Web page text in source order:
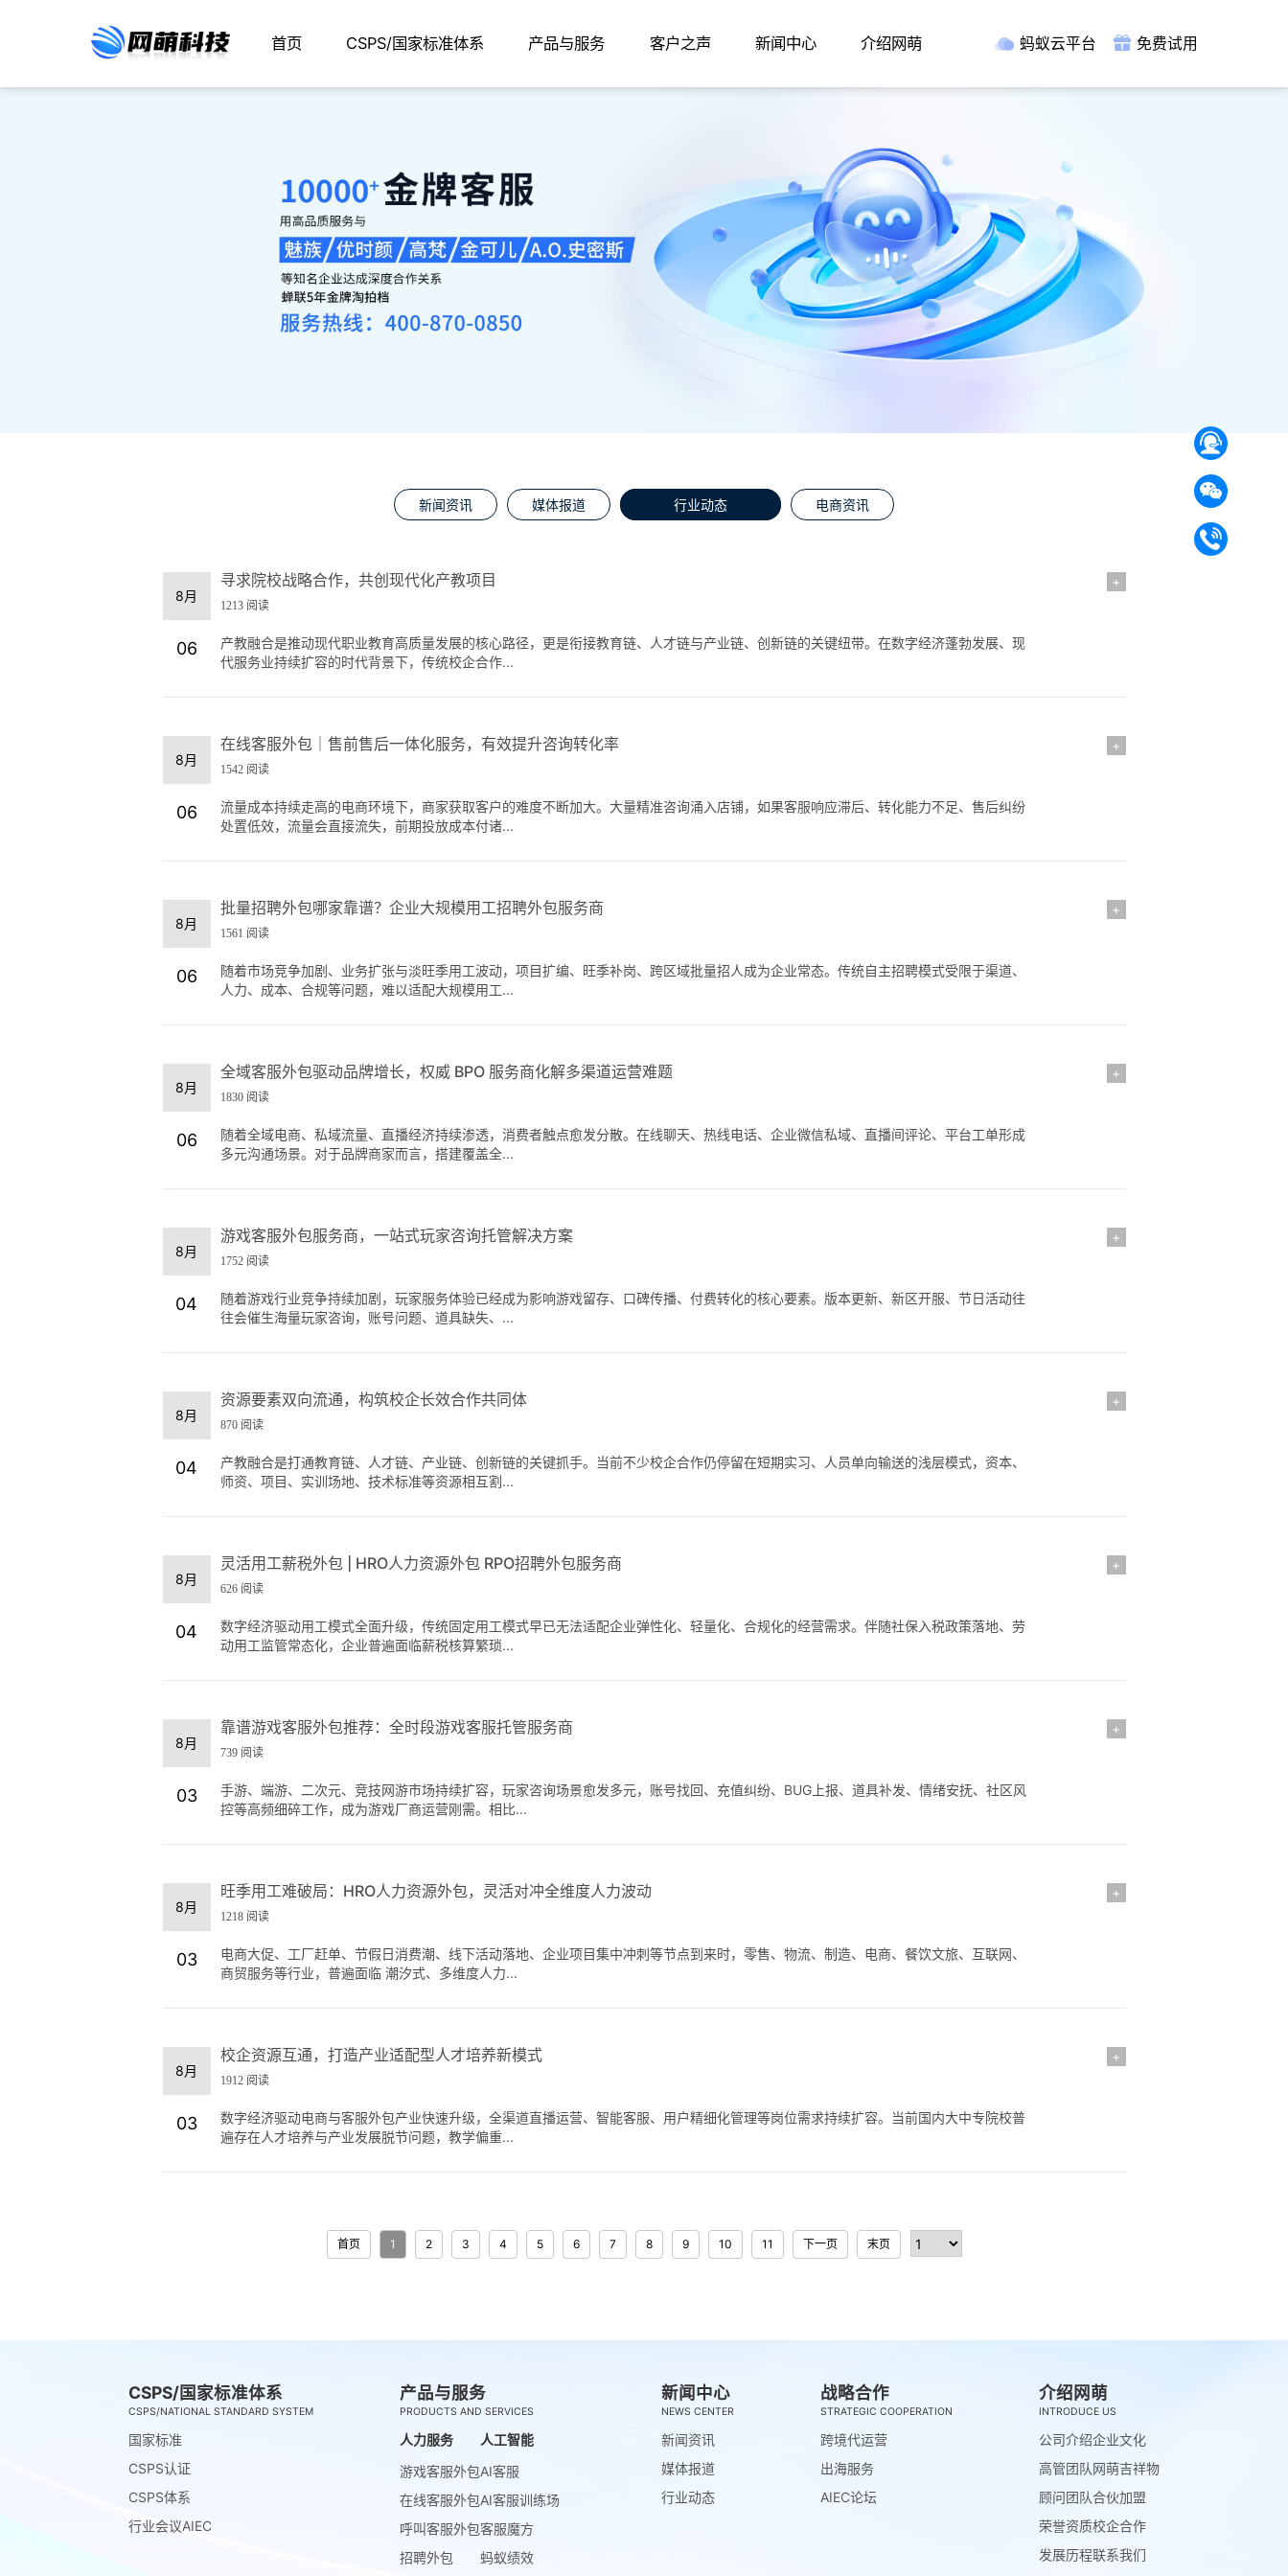
首页 CSPS/国家标准体系 产品与服务 客户之声 新闻中心 介绍网萌 蚂蚁云平台 免费试用
新闻资讯 媒体报道 行业动态 电商资讯
8月
06
+
寻求院校战略合作，共创现代化产教项目
1213 阅读
产教融合是推动现代职业教育高质量发展的核心路径，更是衔接教育链、人才链与产业链、创新链的关键纽带。在数字经济蓬勃发展、现
代服务业持续扩容的时代背景下，传统校企合作...
8月
06
+
在线客服外包｜售前售后一体化服务，有效提升咨询转化率
1542 阅读
流量成本持续走高的电商环境下，商家获取客户的难度不断加大。大量精准咨询涌入店铺，如果客服响应滞后、转化能力不足、售后纠纷
处置低效，流量会直接流失，前期投放成本付诸...
8月
06
+
批量招聘外包哪家靠谱？企业大规模用工招聘外包服务商
1561 阅读
随着市场竞争加剧、业务扩张与淡旺季用工波动，项目扩编、旺季补岗、跨区域批量招人成为企业常态。传统自主招聘模式受限于渠道、
人力、成本、合规等问题，难以适配大规模用工...
8月
06
+
全域客服外包驱动品牌增长，权威 BPO 服务商化解多渠道运营难题
1830 阅读
随着全域电商、私域流量、直播经济持续渗透，消费者触点愈发分散。在线聊天、热线电话、企业微信私域、直播间评论、平台工单形成
多元沟通场景。对于品牌商家而言，搭建覆盖全...
8月
04
+
游戏客服外包服务商，一站式玩家咨询托管解决方案
1752 阅读
随着游戏行业竞争持续加剧，玩家服务体验已经成为影响游戏留存、口碑传播、付费转化的核心要素。版本更新、新区开服、节日活动往
往会催生海量玩家咨询，账号问题、道具缺失、...
8月
04
+
资源要素双向流通，构筑校企长效合作共同体
870 阅读
产教融合是打通教育链、人才链、产业链、创新链的关键抓手。当前不少校企合作仍停留在短期实习、人员单向输送的浅层模式，资本、
师资、项目、实训场地、技术标准等资源相互割...
8月
04
+
灵活用工薪税外包 | HRO人力资源外包 RPO招聘外包服务商
626 阅读
数字经济驱动用工模式全面升级，传统固定用工模式早已无法适配企业弹性化、轻量化、合规化的经营需求。伴随社保入税政策落地、劳
动用工监管常态化，企业普遍面临薪税核算繁琐...
8月
03
+
靠谱游戏客服外包推荐：全时段游戏客服托管服务商
739 阅读
手游、端游、二次元、竞技网游市场持续扩容，玩家咨询场景愈发多元，账号找回、充值纠纷、BUG上报、道具补发、情绪安抚、社区风
控等高频细碎工作，成为游戏厂商运营刚需。相比...
8月
03
+
旺季用工难破局：HRO人力资源外包，灵活对冲全维度人力波动
1218 阅读
电商大促、工厂赶单、节假日消费潮、线下活动落地、企业项目集中冲刺等节点到来时，零售、物流、制造、电商、餐饮文旅、互联网、
商贸服务等行业，普遍面临 潮汐式、多维度人力...
8月
03
+
校企资源互通，打造产业适配型人才培养新模式
1912 阅读
数字经济驱动电商与客服外包产业快速升级，全渠道直播运营、智能客服、用户精细化管理等岗位需求持续扩容。当前国内大中专院校普
遍存在人才培养与产业发展脱节问题，教学偏重...
首页 1 2 3 4 5 6 7 8 9 10 11 下一页 末页
CSPS/国家标准体系
CSPS/NATIONAL STANDARD SYSTEM
国家标准
CSPS认证
CSPS体系
行业会议AIEC
产品与服务
PRODUCTS AND SERVICES
人力服务
游戏客服外包
在线客服外包
呼叫客服外包
招聘外包
人工智能
AI客服
AI客服训练场
客服魔方
蚂蚁绩效
新闻中心
NEWS CENTER
新闻资讯
媒体报道
行业动态
战略合作
STRATEGIC COOPERATION
跨境代运营
出海服务
AIEC论坛
介绍网萌
INTRODUCE US
公司介绍
高管团队
顾问团队
荣誉资质
发展历程
企业文化
网萌吉祥物
合伙加盟
校企合作
联系我们